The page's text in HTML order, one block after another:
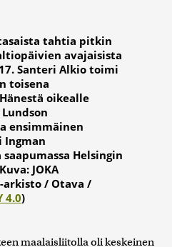
tahtia pitkin
avajaisista
Santeri Alkio toimi
toisena
oikealle
ensimmäinen
Ingman
Helsingin
JOKA
arkisto / Otava /
4.0)
maalaisliitolla oli keskeinen